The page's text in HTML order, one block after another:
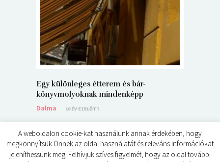
Egy különleges étterem és bár-
könyvmolyoknak mindenképp
Dalma
10 ÉV EZELŐTT
A weboldalon cookie-kat használunk annak érdekében, hogy
megkönnyítsük Önnek az oldal használatát és releváns információkat
jeleníthessünk meg. Felhívjuk szíves figyelmét, hogy az oldal további